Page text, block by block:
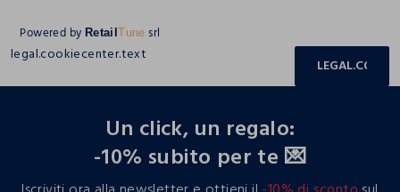
Powered by RetailTune srl
legal.cookiecenter.text
Un click, un regalo:
-10% subito per te 💌